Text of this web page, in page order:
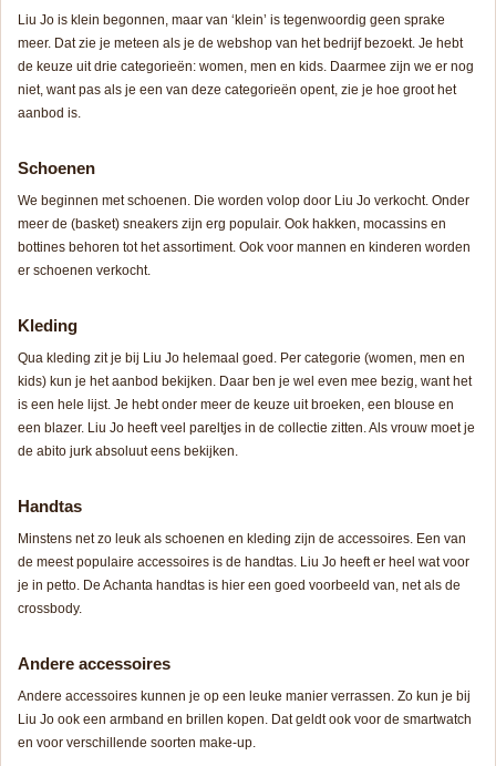
Liu Jo is klein begonnen, maar van ‘klein’ is tegenwoordig geen sprake
meer. Dat zie je meteen als je de webshop van het bedrijf bezoekt. Je hebt
de keuze uit drie categorieën: women, men en kids. Daarmee zijn we er nog
niet, want pas als je een van deze categorieën opent, zie je hoe groot het
aanbod is.
Schoenen
We beginnen met schoenen. Die worden volop door Liu Jo verkocht. Onder
meer de (basket) sneakers zijn erg populair. Ook hakken, mocassins en
bottines behoren tot het assortiment. Ook voor mannen en kinderen worden
er schoenen verkocht.
Kleding
Qua kleding zit je bij Liu Jo helemaal goed. Per categorie (women, men en
kids) kun je het aanbod bekijken. Daar ben je wel even mee bezig, want het
is een hele lijst. Je hebt onder meer de keuze uit broeken, een blouse en
een blazer. Liu Jo heeft veel pareltjes in de collectie zitten. Als vrouw moet je
de abito jurk absoluut eens bekijken.
Handtas
Minstens net zo leuk als schoenen en kleding zijn de accessoires. Een van
de meest populaire accessoires is de handtas. Liu Jo heeft er heel wat voor
je in petto. De Achanta handtas is hier een goed voorbeeld van, net als de
crossbody.
Andere accessoires
Andere accessoires kunnen je op een leuke manier verrassen. Zo kun je bij
Liu Jo ook een armband en brillen kopen. Dat geldt ook voor de smartwatch
en voor verschillende soorten make-up.